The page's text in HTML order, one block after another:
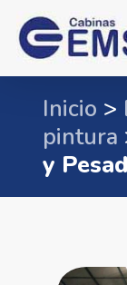
Skip
main
contentInicio >
pintura
y